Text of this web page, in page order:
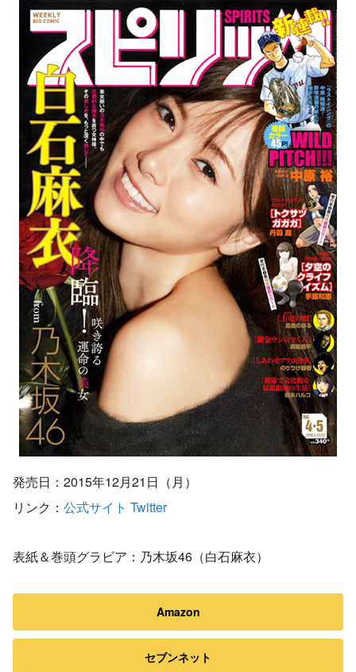
発売日：2015年12月21日（月）
リンク： 公式サイト Twitter
表紙＆巻頭グラビア：乃木坂46（白石麻衣）
Amazon
セブンネット